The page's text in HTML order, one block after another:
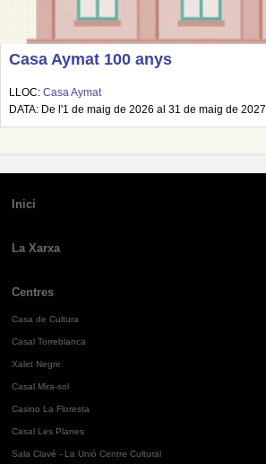
Casa Aymat 100 anys
LLOC: Casa Aymat
DATA: De l'1 de maig de 2026 al 31 de maig de 2027
Inici
La Xarxa
Centres
Casa de Cultura
Casal Torreblanca
Xalet Negre
Casal Mira-sol
Casino La Floresta
Casal Les Planes
Sala Clavé - La Unió Centre Cultural